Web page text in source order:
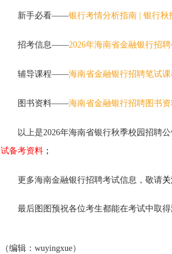
新手必看——银行考情分析指南 银行秋
招考信息——2026年海南省金融银行招
辅导课程——海南省金融银行招聘笔试课
图书资料——海南省金融银行招聘图书
以上是2026年海南省银行秋季校园招聘公
试备考资料 ；
更多海南金融银行招聘考试信息，敬请
最后图图预祝各位考生都能在考试中取得
（编辑：wuyingxue）